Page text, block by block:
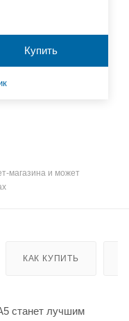
Купить
магазина и может
КАК КУПИТЬ
станет лучшим